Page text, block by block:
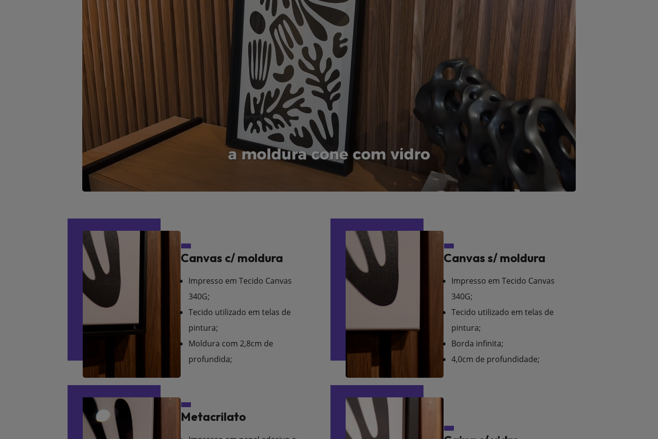
Canvas c/ moldura
Impresso em Tecido Canvas
340G;
Tecido utilizado em telas de
pintura;
Moldura com 2,8cm de
profundida;
Canvas s/ moldura
Impresso em Tecido Canvas
340G;
Tecido utilizado em telas de
pintura;
Borda infinita;
4,0cm de profundidade;
Metacrilato